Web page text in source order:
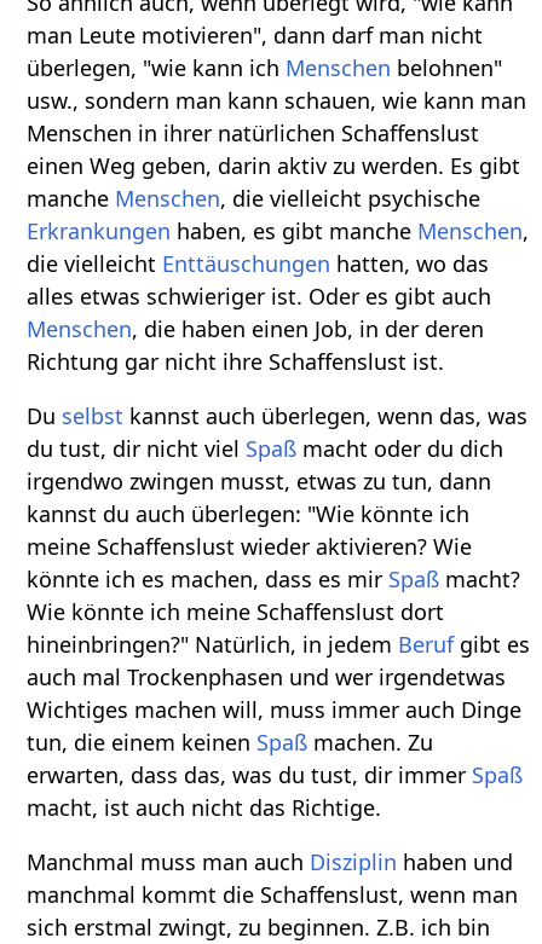
man Leute motivieren", dann darf man nicht
überlegen, "wie kann ich Menschen belohnen"
usw., sondern man kann schauen, wie kann man
Menschen in ihrer natürlichen Schaffenslust
einen Weg geben, darin aktiv zu werden. Es gibt
manche Menschen, die vielleicht psychische
Erkrankungen haben, es gibt manche Menschen,
die vielleicht Enttäuschungen hatten, wo das
alles etwas schwieriger ist. Oder es gibt auch
Menschen, die haben einen Job, in der deren
Richtung gar nicht ihre Schaffenslust ist.
Du selbst kannst auch überlegen, wenn das, was
du tust, dir nicht viel Spaß macht oder du dich
irgendwo zwingen musst, etwas zu tun, dann
kannst du auch überlegen: "Wie könnte ich
meine Schaffenslust wieder aktivieren? Wie
könnte ich es machen, dass es mir Spaß macht?
Wie könnte ich meine Schaffenslust dort
hineinbringen?" Natürlich, in jedem Berufgibt es
auch mal Trockenphasen und wer irgendetwas
Wichtiges machen will, muss immer auch Dinge
tun, die einem keinen Spaß machen. Zu
erwarten, dass das, was du tust, dir immer Spaß
macht, ist auch nicht das Richtige.
Manchmal muss man auch Disziplin haben und
manchmal kommt die Schaffenslust, wenn man
sich erstmal zwingt, zu beginnen. Z.B. ich bin